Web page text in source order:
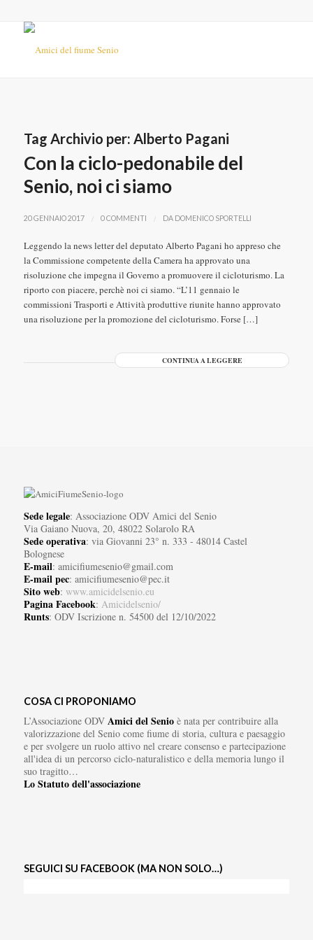
Tag Archivio per: Alberto Pagani
Con la ciclo-pedonabile del
Senio, noi ci siamo
20 GENNAIO 2017 / 0 COMMENTI / DA DOMENICO SPORTELLI
Leggendo la news letter del deputato Alberto Pagani ho appreso che
la Commissione competente della Camera ha approvato una
risoluzione che impegna il Governo a promuovere il cicloturismo. La
riporto con piacere, perchè noi ci siamo. “L’11 gennaio le
commissioni Trasporti e Attività produttive riunite hanno approvato
una risoluzione per la promozione del cicloturismo. Forse […]
CONTINUA A LEGGERE
Sede legale: Associazione ODV Amici del Senio
Via Gaiano Nuova, 20, 48022 Solarolo RA
Sede operativa: via Giovanni 23° n. 333 - 48014 Castel
Bolognese
E-mail: amicifiumesenio@gmail.com
E-mail pec: amicifiumesenio@pec.it
Sito web: www.amicidelsenio.eu
Pagina Facebook: Amicidelsenio/
Runts: ODV Iscrizione n. 54500 del 12/10/2022
COSA CI PROPONIAMO
L’Associazione ODV Amici del Senioè nata per contribuire alla
valorizzazione del Senio come fiume di storia, cultura e paesaggio
e per svolgere un ruolo attivo nel creare consenso e partecipazione
all'idea di un percorso ciclo-naturalistico e della memoria lungo il
suo tragitto…
Lo Statuto dell'associazione
SEGUICI SU FACEBOOK (MA NON SOLO…)